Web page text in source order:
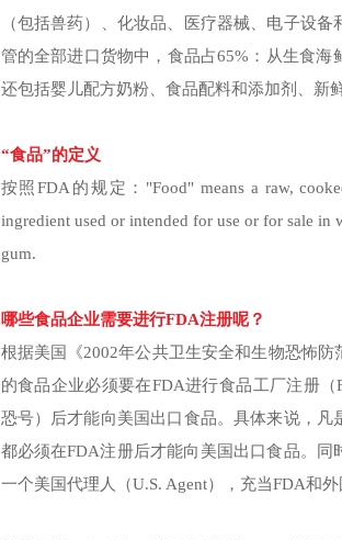
（包括兽药）、化妆品、医疗器械、电子设
管的全部进口货物中，食品占65%：从生食海
还包括婴儿配方奶粉、食品配料和添加剂、新
“食品”的定义
按照FDA的规定："Food" means a raw,
ingredient used or intended for use or for sale
gum.
哪些食品企业需要进行FDA注册呢？
根据美国《2002年公共卫生安全和生物恐怖
的食品企业必须要在FDA进行食品工厂注册（
恐号）后才能向美国出口食品。具体来说，
都必须在FDA注册后才能向美国出口食品。
一个美国代理人（U.S. Agent），充当FDA和外